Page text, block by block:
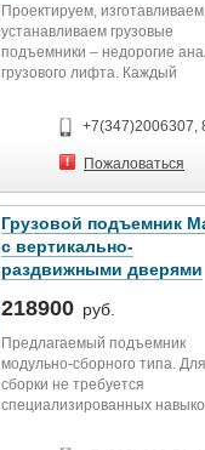
Проектируем,
устанавливаем грузовые
подъемники – недорогие
грузового лифта. Каждый
комплектации оснащен...
+7(347)2006307,
Пожаловаться
Грузовой подъемник
с вертикально-
раздвижными дверями
218900 руб.
Предлагаемый подъемник
модульно-сборного типа.
сборки не требуется
специализированных
специализированных...